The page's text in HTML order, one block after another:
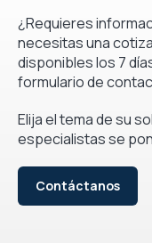
¿Requieres
necesitas una
disponibles los 7
formulario de
Elija el tema de su
especialistas se
Contáctanos